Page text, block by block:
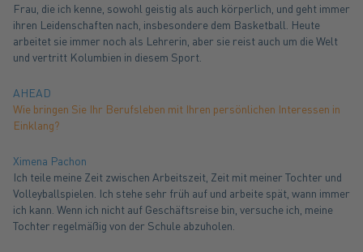
Frau, die ich kenne, sowohl geistig als auch körperlich, und geht immer
ihren Leidenschaften nach, insbesondere dem Basketball. Heute
arbeitet sie immer noch als Lehrerin, aber sie reist auch um die Welt
und vertritt Kolumbien in diesem Sport.
AHEAD
Wie bringen Sie Ihr Berufsleben mit Ihren persönlichen Interessen in
Einklang?
Ximena Pachon
Ich teile meine Zeit zwischen Arbeitszeit, Zeit mit meiner Tochter und
Volleyballspielen. Ich stehe sehr früh auf und arbeite spät, wann immer
ich kann. Wenn ich nicht auf Geschäftsreise bin, versuche ich, meine
Tochter regelmäßig von der Schule abzuholen.